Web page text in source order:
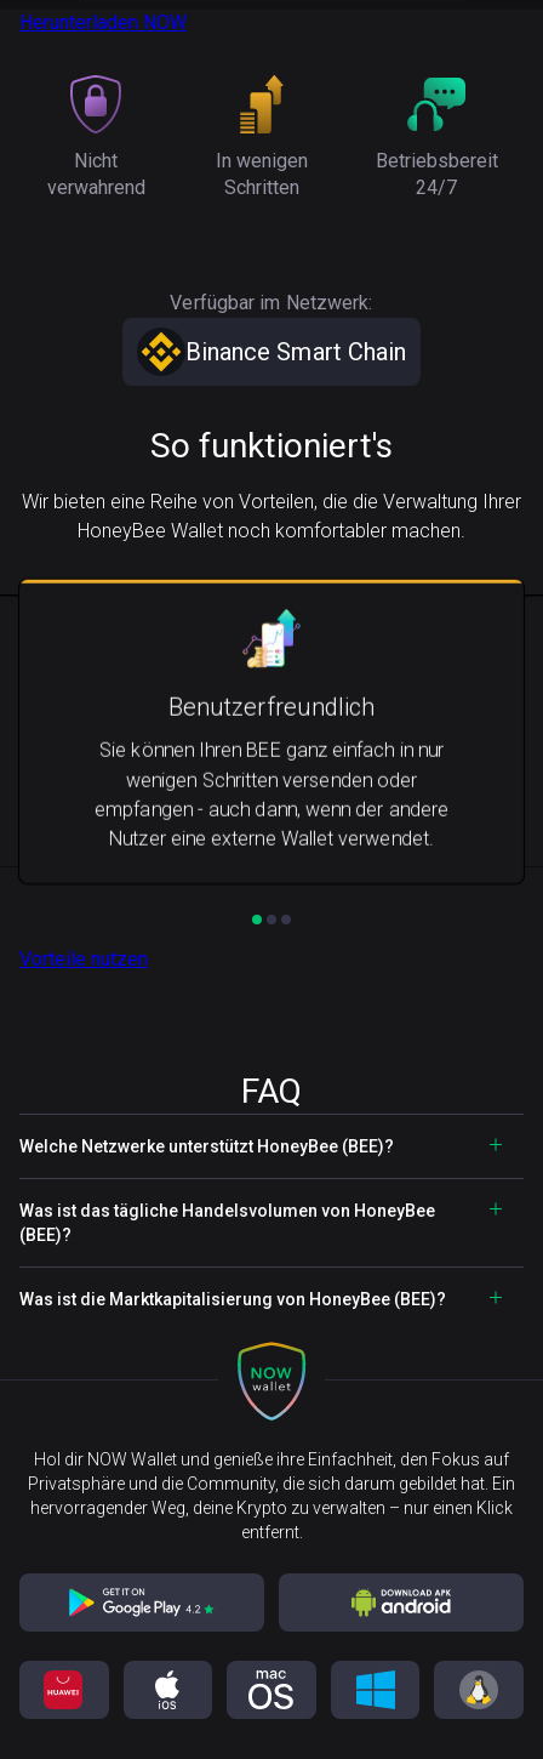
Herunterladen NOW
Nicht
verwahrend
In wenigen
Schritten
Betriebsbereit
24/7
Verfügbar im Netzwerk:
Binance Smart Chain
So funktioniert's
Wir bieten eine Reihe von Vorteilen, die die Verwaltung Ihrer
HoneyBee Wallet noch komfortabler machen.
Benutzerfreundlich
Sie können Ihren BEE ganz einfach in nur
wenigen Schritten versenden oder
empfangen - auch dann, wenn der andere
Nutzer eine externe Wallet verwendet.
Vorteile nutzen
FAQ
Welche Netzwerke unterstützt HoneyBee (BEE)?
Was ist das tägliche Handelsvolumen von HoneyBee
(BEE)?
Was ist die Marktkapitalisierung von HoneyBee (BEE)?
Hol dir NOW Wallet und genieße ihre Einfachheit, den Fokus auf
Privatsphäre und die Community, die sich darum gebildet hat. Ein
hervorragender Weg, deine Krypto zu verwalten – nur einen Klick
entfernt.